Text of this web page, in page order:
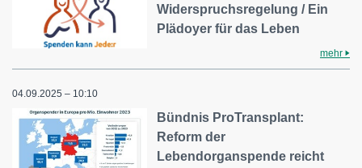
Widerspruchsregelung / Ein
Plädoyer für das Leben
mehr
04.09.2025 – 10:10
Bündnis ProTransplant:
Reform der
Lebendorganspende reicht